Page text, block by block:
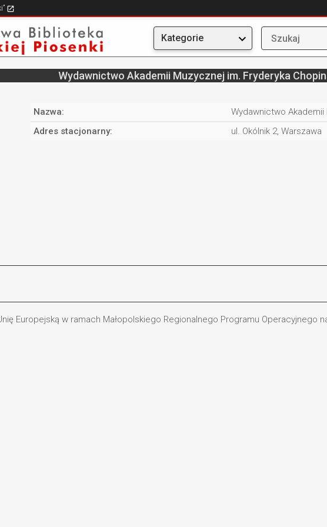
Kategorie
Wydawnictwo Akademii Muzycznej im. Fryderyka
Nazwa:
Wydawnictwo Akademii
Adres stacjonarny:
ul. Okólnik 2, Warszawa
Europejską w ramach Małopolskiego Regionalnego Programu Operacyjnego